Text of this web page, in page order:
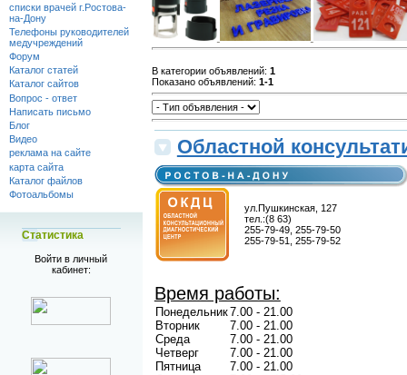
списки врачей г.Ростова-
на-Дону
Телефоны руководителей
медучреждений
Форум
Каталог статей
Каталог сайтов
Вопрос - ответ
Написать письмо
Блог
Видео
реклама на сайте
карта сайта
Каталог файлов
Фотоальбомы
Статистика
Войти в личный
кабинет:
В категории объявлений: 1
Показано объявлений: 1-1
Областной
ул.Пушкинская, 127
тел.:(8 63)
255-79-49, 255-79-50
255-79-51, 255-79-52
Время работы:
Понедельник
Вторник
Среда
Четверг
Пятница
7.00 - 21.00
7.00 - 21.00
7.00 - 21.00
7.00 - 21.00
7.00 - 21.00